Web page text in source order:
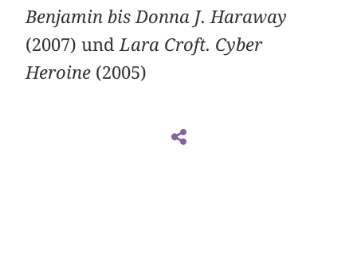
Benjamin bis Donna J. Haraway
(2007) und Lara Croft. Cyber
Heroine (2005)